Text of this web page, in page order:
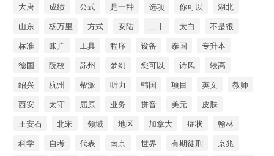
大唐
成绩 公式 是一种 选项 你可以
湖北
山东
杨万里 方式 安陆 二十 太白
不是很
标准
账户 工具 程序 设备 泰国
专升本
德国
院校 苏州 梦幻 您可以 诗风
较高
绍兴
杭州 帮派 听力 韩国 项目 英文
教师
西安
太守 屈原 业务 拼音 美元
皮肤
王安石
北宋 领域 地区 加拿大 症状
翰林
科学
自考 代表 南京 世界 有期徒刑
京兆